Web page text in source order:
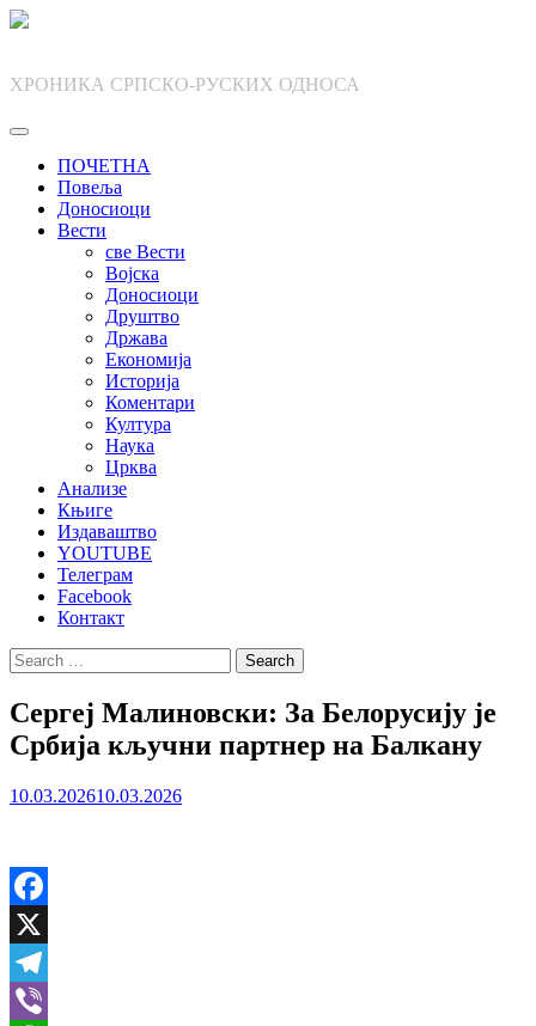
Skip
ХРОНИКА СРПСКО-РУСКИХ ОДНОСА
ПОЧЕТНА
Повеља
Доносиоци
Вести
све Вести
Војска
Доносиоци
Друштво
Држава
Економија
Историја
Коментари
Култура
Наука
Црква
Анализе
Књиге
Издаваштво
YOUTUBE
Телеграм
Facebook
Контакт
Search
for:
Сергеј Малиновски: За Белорусију је
Србија кључни партнер на Балкану
10.03.202610.03.2026
Facebook
X
Telegram